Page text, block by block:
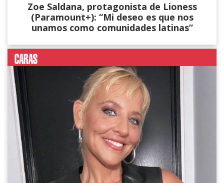
Zoe Saldana, protagonista de Lioness
(Paramount+): “Mi deseo es que nos
unamos como comunidades latinas”